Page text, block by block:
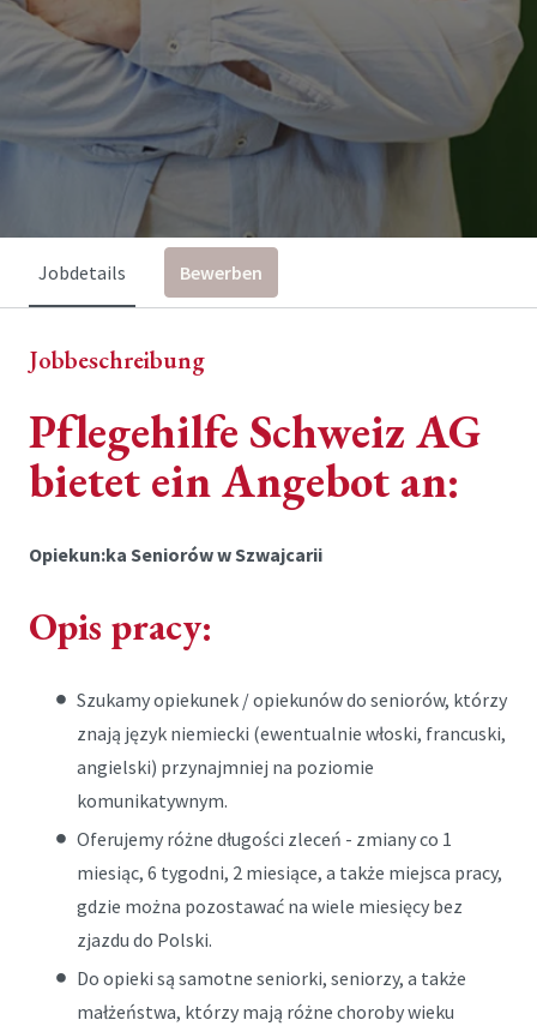
Jobdetails Bewerben
Jobbeschreibung
Pflegehilfe Schweiz AG
bietet ein Angebot an:
Opiekun:ka Seniorów w Szwajcarii
Opis pracy:
Szukamy opiekunek / opiekunów do seniorów, którzy
znają język niemiecki (ewentualnie włoski, francuski,
angielski) przynajmniej na poziomie
komunikatywnym.
Oferujemy różne długości zleceń - zmiany co 1
miesiąc, 6 tygodni, 2 miesiące, a także miejsca pracy,
gdzie można pozostawać na wiele miesięcy bez
zjazdu do Polski.
Do opieki są samotne seniorki, seniorzy, a także
małżeństwa, którzy mają różne choroby wieku